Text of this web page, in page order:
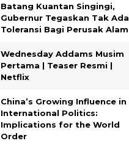
Batang Kuantan Singingi,
Gubernur Tegaskan Tak Ada
Toleransi Bagi Perusak Alam
Wednesday Addams Musim
Pertama | Teaser Resmi |
Netflix
China’s Growing Influence in
International Politics:
Implications for the World
Order